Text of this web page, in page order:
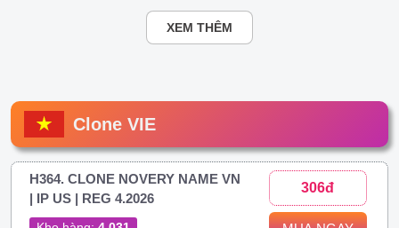
XEM THÊM
Clone VIE
H364. CLONE NOVERY NAME VN
| IP US | REG 4.2026
306đ